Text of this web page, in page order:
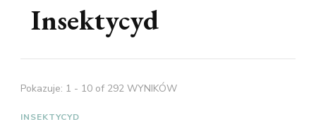
Insektycyd
Pokazuje: 1 - 10 of 292 WYNIKÓW
INSEKTYCYD